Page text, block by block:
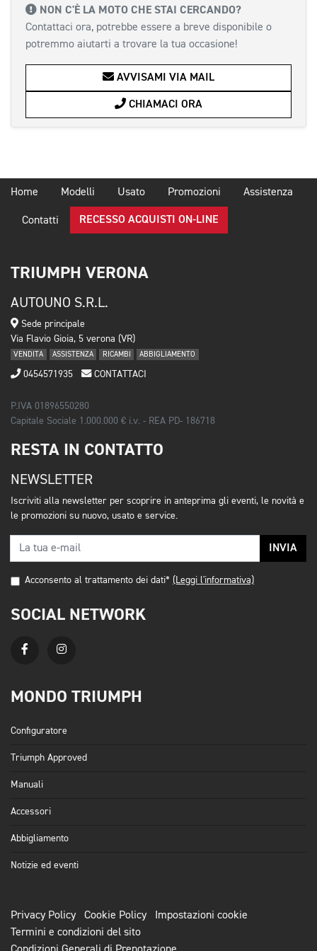
NON C'È LA MOTO CHE STAI CERCANDO?
Contattaci ora, potrebbe essere a breve disponibile o
potremmo aiutarti a trovare la tua occasione!
AVVISAMI VIA MAIL
CHIAMACI ORA
Home Modelli Usato Promozioni Assistenza
Contatti RECESSO ACQUISTI ON-LINE
TRIUMPH VERONA
AUTOUNO S.R.L.
Sede principale
Via Flavio Gioia, 5 verona (VR)
VENDITA ASSISTENZA RICAMBI ABBIGLIAMENTO
0454571935 CONTATTACI
P.IVA 01896550280
Capitale Sociale 1.000.000 € i.v. - REA PD- 186718
RESTA IN CONTATTO
NEWSLETTER
Iscriviti alla newsletter per scoprire in anteprima gli eventi, le novità e
le promozioni su nuovo, usato e service.
INVIA
Acconsento al trattamento dei dati* (Leggi l'informativa)
SOCIAL NETWORK
MONDO TRIUMPH
Configuratore
Triumph Approved
Manuali
Accessori
Abbigliamento
Notizie ed eventi
Privacy Policy Cookie Policy
Impostazioni cookie
Termini e condizioni del sito